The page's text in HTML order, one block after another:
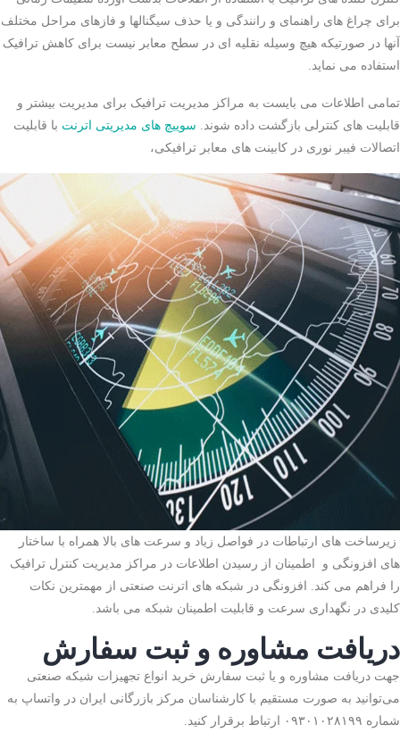
برای چراغ های راهنمای و رانندگی و یا حذف سیگنالها و فازهای مراحل مختلف
آنها در صورتیکه هیچ وسیله نقلیه ای در سطح معابر نیست برای کاهش ترافیک
استفاده می نماید.
تمامی اطلاعات می بایست به مراکز مدیریت ترافیک برای مدیریت بیشتر و
قابلیت های کنترلی بازگشت داده شوند. سوییچ های مدیریتی اترنت با قابلیت
اتصالات فیبر نوری در کابینت های معابر ترافیکی،
زیرساخت های ارتباطات در فواصل زیاد و سرعت های بالا همراه با ساختار
های افزونگی و اطمینان از رسیدن اطلاعات در مراکز مدیریت کنترل ترافیک
را فراهم می کند. افزونگی در شبکه های اترنت صنعتی از مهمترین نکات
کلیدی در نگهداری سرعت و قابلیت اطمینان شبکه می باشد.
دریافت مشاوره و ثبت سفارش
جهت دریافت مشاوره و یا ثبت سفارش خرید انواع تجهیزات شبکه صنعتی
می‌توانید به صورت مستقیم با کارشناسان مرکز بازرگانی ایران در واتساپ به
شماره ۰۹۳۰۱۰۲۸۱۹۹ ارتباط برقرار کنید.